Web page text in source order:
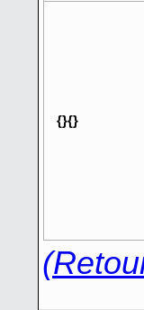
{}{}